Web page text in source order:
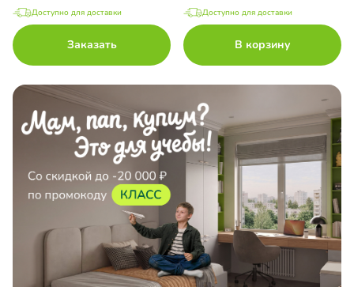
Доступно для доставки
Заказать
Доступно для доставки
В корзину